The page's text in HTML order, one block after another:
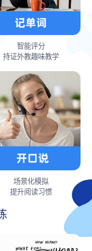
智能评分
持证外教趣味教学
场景化模拟
提升阅读习惯